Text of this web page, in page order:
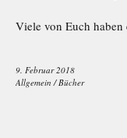
Viele von Euch
9. Februar 2018
Allgemein / Bücher